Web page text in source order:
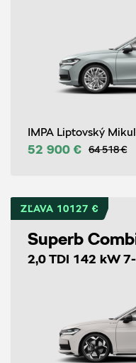
IMPA Liptovský
52 900 € 64 518 €
ZĽAVA 10127 €
Superb
2,0 TDI 142 kW